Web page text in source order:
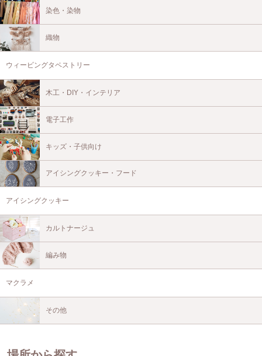
染色・染物
織物
ウィービングタペストリー
木工・DIY・インテリア
電子工作
キッズ・子供向け
アイシングクッキー・フード
アイシングクッキー
カルトナージュ
編み物
マクラメ
その他